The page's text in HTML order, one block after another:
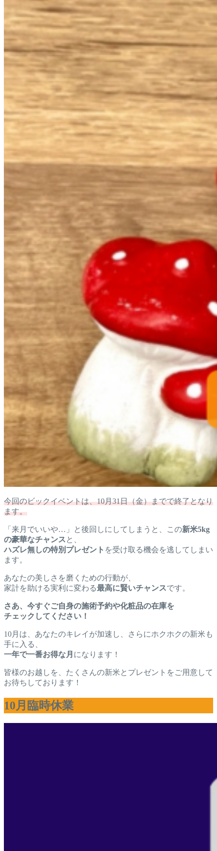
今回のビックイベントは、10月31日（金）までで終了となり
ます。
「来月でいいや…」と後回しにしてしまうと、この新米5kg
の豪華なチャンス と、
ハズレ無しの特別プレゼント を受け取る機会を逃してしまい
ます。
あなたの美しさを磨くための行動が、
家計を助ける実利に変わる最高に賢いチャンスです。
さあ、今すぐご自身の施術予約や化粧品の在庫を
チェックしてください！
10月は、あなたのキレイが加速し、さらにホクホクの新米も
手に入る、
一年で一番お得な月 になります！
皆様のお越しを、たくさんの新米とプレゼントをご用意して
お待ちしております！
10月臨時休業